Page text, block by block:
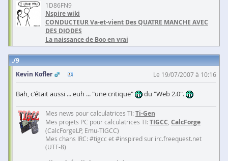
1D86FN9
Nspire wiki
CONDUCTEUR Va-et-vient Des QUATRE MANCHE AVEC
DES DIODES
La naissance de Boo en vrai
9
Kevin Kofler
Le 19/07/2007 à 10:16
Bah, c'était aussi ... euh ... "une critique" du "Web 2.0".
Mes news pour calculatrices TI: Ti-Gen
Mes projets PC pour calculatrices TI: TIGCC CalcForge
(CalcForgeLP, Emu-TIGCC)
Mes chans IRC: #tigcc et #inspired sur irc.freequest.net
(UTF-8)